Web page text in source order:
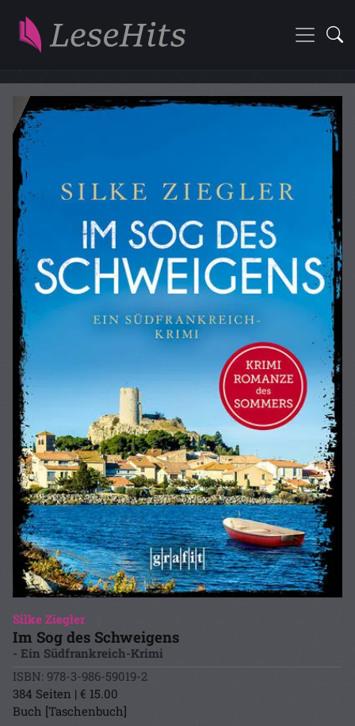
Silke Ziegler
Im Sog des Schweigens
- Ein Südfrankreich-Krimi
ISBN: 978-3-986-59019-2
384 Seiten | € 15.00
Buch [Taschenbuch]